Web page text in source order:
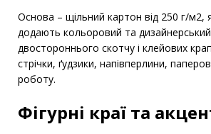
Основа – щільний картон від 250 г/
додають кольоровий та дизайнерський
двостороннього скотчу і клейових
стрічки, ґудзики, напівперлини,
роботу.
Фігурні краї та